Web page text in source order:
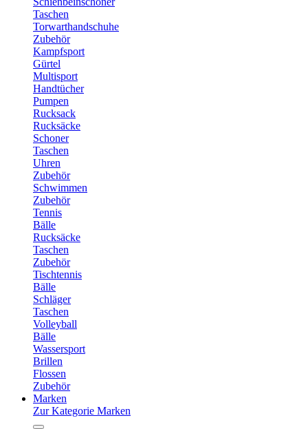
Taschen
Torwarthandschuhe
Zubehör
Kampfsport
Gürtel
Multisport
Handtücher
Pumpen
Rucksack
Rucksäcke
Schoner
Taschen
Uhren
Zubehör
Schwimmen
Zubehör
Tennis
Bälle
Rucksäcke
Taschen
Zubehör
Tischtennis
Bälle
Schläger
Taschen
Volleyball
Bälle
Wassersport
Brillen
Flossen
Zubehör
Marken
Zur Kategorie Marken